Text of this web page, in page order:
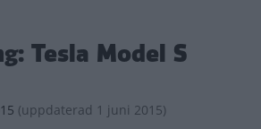
Tesla Model S
(uppdaterad 1 juni 2015)